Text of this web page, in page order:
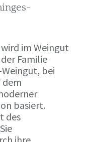
im Weingut
Familie
bei
dem
basiert.
des